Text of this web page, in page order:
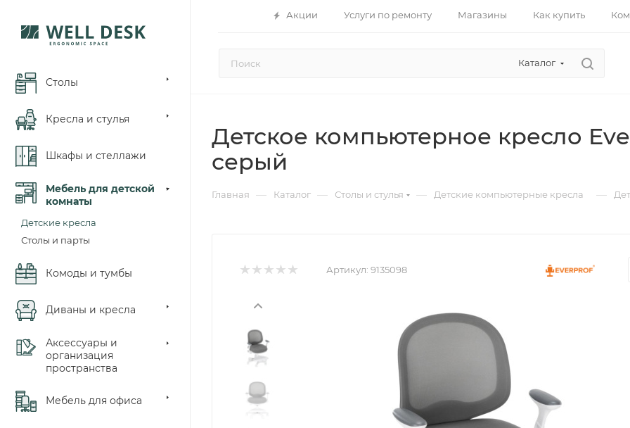
Акции Услуги по ремонту Магазины Как купить
Каталог
Столы
Кресла и стулья
Шкафы и стеллажи
Мебель для детской
комнаты
Детские кресла
Столы и парты
Комоды и тумбы
Диваны и кресла
Аксессуары и
организация
пространства
Мебель для офиса
Детское компьютерное кресло
серый
Главная — Каталог — Столы и стулья — Детские компьютерные кресла —
Артикул: 9135098